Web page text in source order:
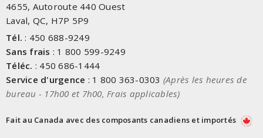
4655, Autoroute 440 Ouest
Laval, QC, H7P 5P9
Tél. : 450 688-9249
Sans frais : 1 800 599-9249
Téléc. : 450 686-1444
Service d'urgence : 1 800 363-0303 (Après les heures de
bureau - 17h00 et 7h00, Frais applicables)
Fait au Canada avec des composants canadiens et importés